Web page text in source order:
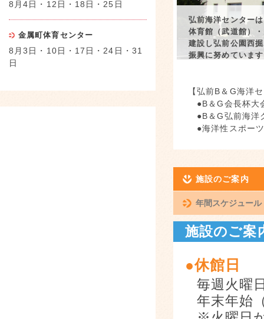
弘前海洋センター
体育館（武道館）
建設し弘前公園西
振興に努めていま
【弘前B＆G海洋
●B＆G会長杯大
●B＆G弘前海洋
●海洋性スポー
施設のご案内
年間スケジュール
施設のご案
●休館日
毎週火曜
年末年始
8月4日・12日・18日・25日
金属町体育センター
8月3日・10日・17日・24日・31
日